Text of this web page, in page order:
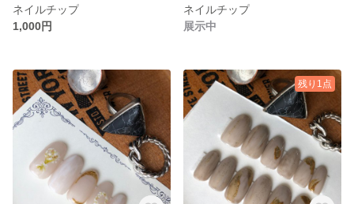
ネイルチップ
1,000円
ネイルチップ
展示中
残り1点